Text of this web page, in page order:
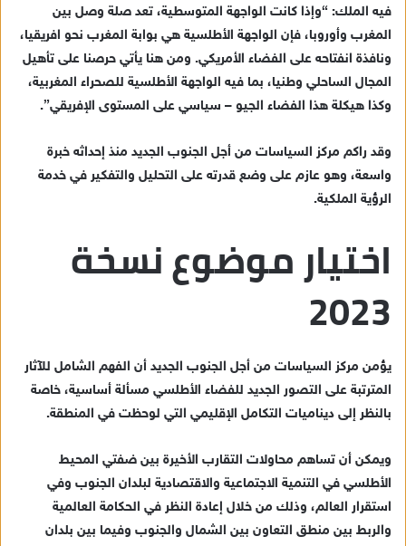
فيه الملك: “وإذا كانت الواجهة المتوسطية، تعد صلة وصل بين
المغرب وأوروبا، فإن الواجهة الأطلسية هي بوابة المغرب نحو افريقيا،
ونافذة انفتاحه على الفضاء الأمريكي. ومن هنا يأتي حرصنا على تأهيل
المجال الساحلي وطنيا، بما فيه الواجهة الأطلسية للصحراء المغربية،
وكذا هيكلة هذا الفضاء الجيو – سياسي على المستوى الإفريقي”.
وقد راكم مركز السياسات من أجل الجنوب الجديد منذ إحداثه خبرة
واسعة، وهو عازم على وضع قدرته على التحليل والتفكير في خدمة
الرؤية الملكية.
اختيار موضوع نسخة
2023
يؤمن مركز السياسات من أجل الجنوب الجديد أن الفهم الشامل للآثار
المترتبة على التصور الجديد للفضاء الأطلسي مسألة أساسية، خاصة
بالنظر إلى ديناميات التكامل الإقليمي التي لوحظت في المنطقة.
ويمكن أن تساهم محاولات التقارب الأخيرة بين ضفتي المحيط
الأطلسي في التنمية الاجتماعية والاقتصادية لبلدان الجنوب وفي
استقرار العالم، وذلك من خلال إعادة النظر في الحكامة العالمية
والربط بين منطق التعاون بين الشمال والجنوب وفيما بين بلدان